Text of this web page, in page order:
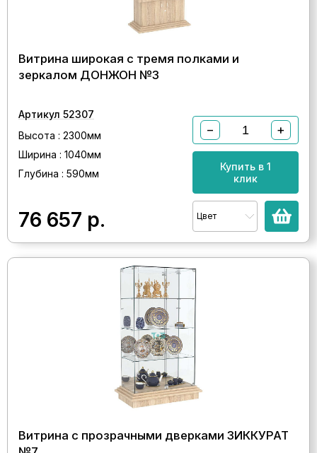
Витрина широкая с тремя полками и
зеркалом ДОНЖОН №3
Артикул 52307
Высота : 2300мм
Ширина : 1040мм
Глубина : 590мм
76 657 р.
− +
Купить в 1
клик
Цвет
Витрина с прозрачными дверками ЗИККУРАТ